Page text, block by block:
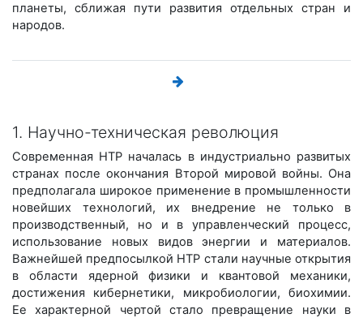
планеты, сближая пути развития отдельных стран и
народов.
1. Научно-техническая революция
Современная НТР началась в индустриально развитых
странах после окончания Второй мировой войны. Она
предполагала широкое применение в промышленности
новейших технологий, их внедрение не только в
производственный, но и в управленческий процесс,
использование новых видов энергии и материалов.
Важнейшей предпосылкой НТР стали научные открытия
в области ядерной физики и квантовой механики,
достижения кибернетики, микробиологии, биохимии.
Ее характерной чертой стало превращение науки в